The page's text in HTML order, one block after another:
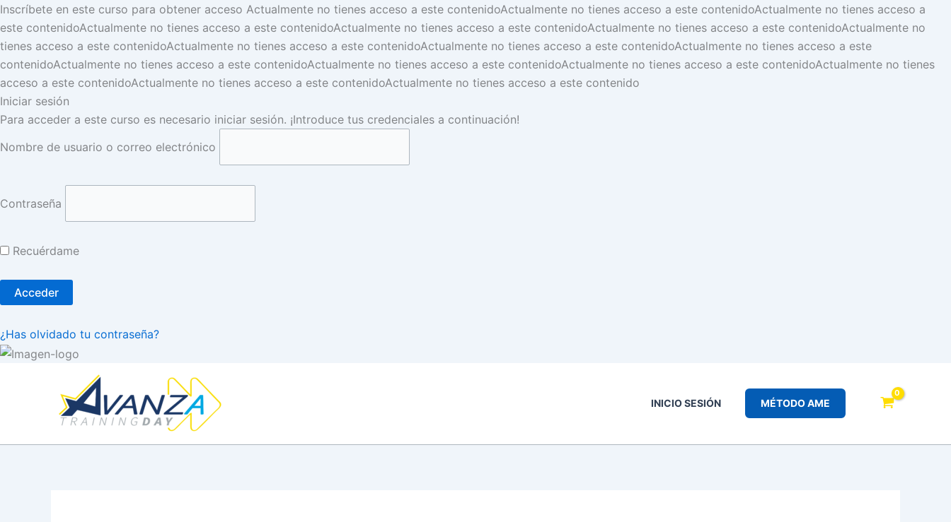
Inscríbete en este curso para obtener acceso Actualmente no tienes acceso a este contenidoActualmente no tienes acceso a este contenidoActualmente no tienes acceso a
este contenidoActualmente no tienes acceso a este contenidoActualmente no tienes acceso a este contenidoActualmente no tienes acceso a este contenidoActualmente no
tienes acceso a este contenidoActualmente no tienes acceso a este contenidoActualmente no tienes acceso a este contenidoActualmente no tienes acceso a este
contenidoActualmente no tienes acceso a este contenidoActualmente no tienes acceso a este contenidoActualmente no tienes acceso a este contenidoActualmente no tienes
acceso a este contenidoActualmente no tienes acceso a este contenidoActualmente no tienes acceso a este contenido
Iniciar sesión
Para acceder a este curso es necesario iniciar sesión. ¡Introduce tus credenciales a continuación!
Nombre de usuario o correo electrónico
Contraseña
Recuérdame
¿Has olvidado tu contraseña?
INICIO SESIÓN MÉTODO AME